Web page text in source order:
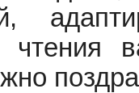
чтения